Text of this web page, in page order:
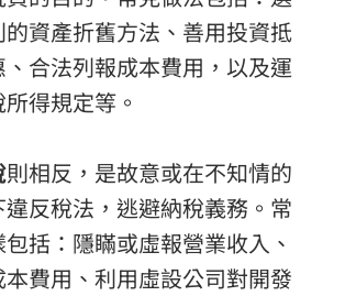
資產折舊方法、善用投資抵
、合法列報成本費用，以及運
得規定等。
則相反，是故意或在不知情的
反稅法，逃避納稅義務。常
包括：隱瞞或虛報營業收入、
本費用、利用虛設公司對開發